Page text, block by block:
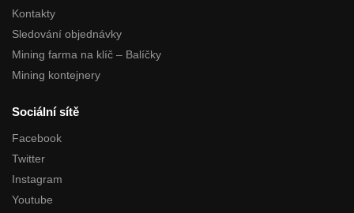
Kontakty
Sledování objednávky
Mining farma na klíč – Balíčky
Mining kontejnery
Sociální sítě
Facebook
Twitter
Instagram
Youtube